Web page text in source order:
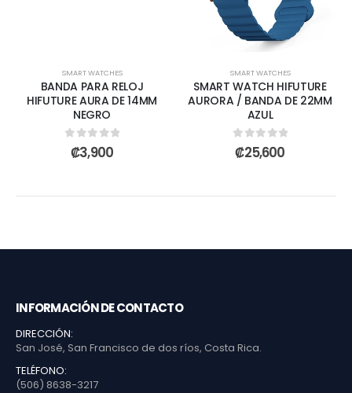
SMART WATCHES
BANDA PARA RELOJ
HIFUTURE AURA DE 14MM
NEGRO
out of 5
₡3,900
SMART WATCHES
SMART WATCH HIFUTURE
AURORA / BANDA DE 22MM
AZUL
0out of 5
₡25,600
INFORMACIÓN DE CONTACTO
DIRECCIÓN:
San José, San Francisco de dos ríos, Costa Rica.
TELÉFONO:
(506) 8638-3217